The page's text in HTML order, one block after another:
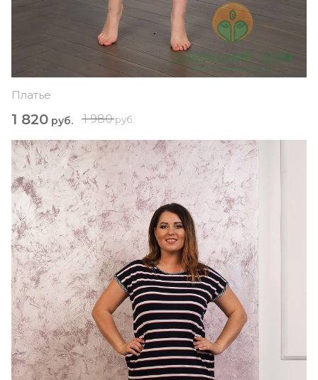
Платье
1 980руб.
1 820 руб.